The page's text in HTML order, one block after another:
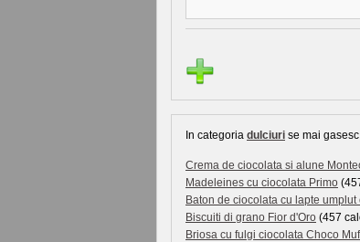
In categoria dulciuri se mai
Crema de ciocolata si alune
Madeleines cu ciocolata Primo
Baton de ciocolata cu lapte
Biscuiti di grano Fior d'Oro (457
Briosa cu fulgi ciocolata Choco